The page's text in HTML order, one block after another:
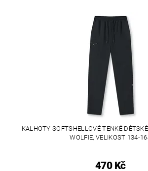
KALHOTY SOFTSHELLOVÉ TENKÉ
WOLFIE, VELIKOST 134-
470 Kč